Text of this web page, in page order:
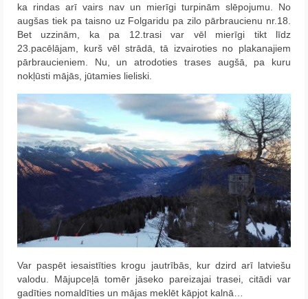
ka rindas arī vairs nav un mierīgi turpinām slēpojumu. No
augšas tiek pa taisno uz Folgaridu pa zilo pārbraucienu nr.18.
Bet uzzinām, ka pa 12.trasi var vēl mierīgi tikt līdz
23.pacēlājam, kurš vēl strādā, tā izvairoties no plakanajiem
pārbraucieniem. Nu, un atrodoties trases augšā, pa kuru
nokļūsti mājās, jūtamies lieliski.
Var paspēt iesaistīties krogu jautrībās, kur dzird arī latviešu
valodu. Mājupceļā tomēr jāseko pareizajai trasei, citādi var
gadīties nomaldīties un mājas meklēt kāpjot kalnā…